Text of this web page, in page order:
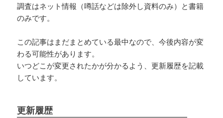
調査はネット情報（噂話などは除外し資料のみ）と書籍
のみです。
この記事はまだまとめている最中なので、今後内容が変
わる可能性があります。
いつどこが変更されたかが分かるよう、更新履歴を記載
しています。
更新履歴